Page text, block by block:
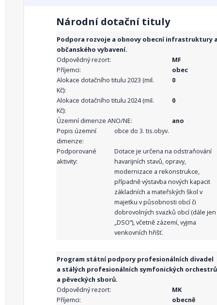
Národní dotační tituly
Podpora rozvoje a obnovy obecní infrastruktury
občanského vybavení.
Odpovědný rezort:
MF
Příjemci:
obec
Alokace dotačního titulu 2023 (mil.
Kč):
0
Alokace dotačního titulu 2024 (mil.
Kč):
0
Územní dimenze ANO/NE:
ano
Popis územní
dimenze:
obce do 3. tis.obyv.
Podporované
aktivity:
Dotace je určena na odstraňování
havarijních stavů, opravy,
modernizace a rekonstrukce,
případně výstavba nových kapacit
základních a mateřských škol v
majetku v působnosti obcí či
dobrovolných svazků obcí (dále jen
„DSO“), včetně zázemí, vyjma
venkovních hřišť.
Program státní podpory profesionálních divadel
a stálých profesionálních symfonických orchestrů
a pěveckých sborů.
Odpovědný rezort:
MK
Příjemci:
obecně